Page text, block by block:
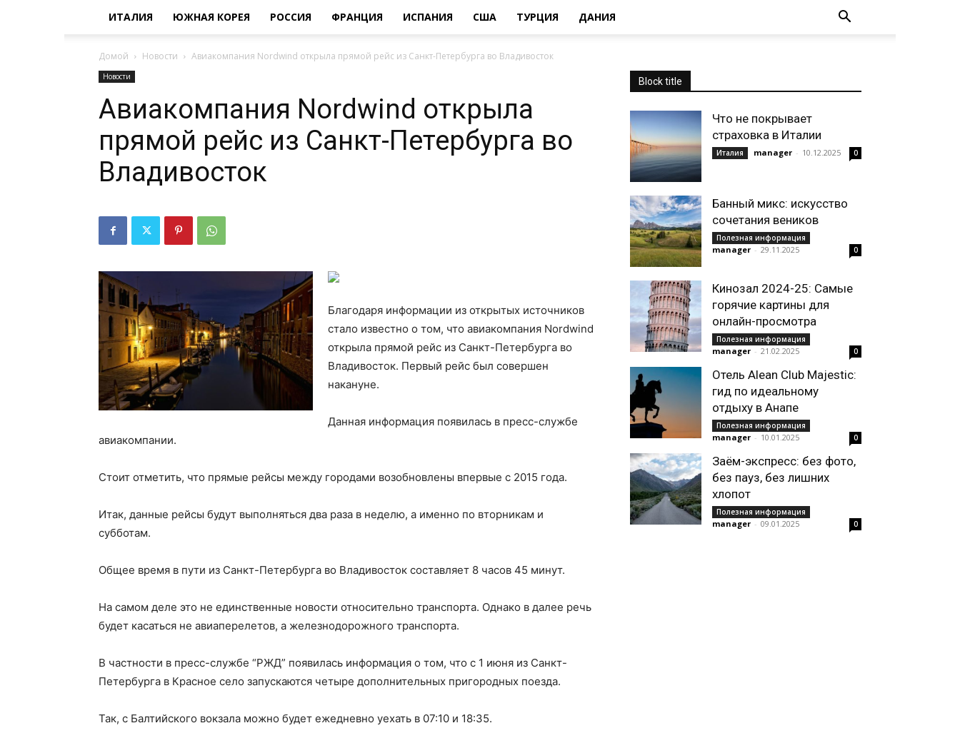
ИТАЛИЯ ЮЖНАЯ КОРЕЯ РОССИЯ ФРАНЦИЯ ИСПАНИЯ США ТУРЦИЯ ДАНИЯ
Домой Новости Авиакомпания Nordwind открыла прямой рейс из Санкт-Петербурга во Владивосток
Новости
Авиакомпания Nordwind открыла
прямой рейс из Санкт-Петербурга во
Владивосток
Благодаря информации из открытых источников
стало известно о том, что авиакомпания Nordwind
открыла прямой рейс из Санкт-Петербурга во
Владивосток. Первый рейс был совершен
накануне.
Данная информация появилась в пресс-службе
авиакомпании.
Стоит отметить, что прямые рейсы между городами возобновлены впервые с 2015 года.
Итак, данные рейсы будут выполняться два раза в неделю, а именно по вторникам и
субботам.
Общее время в пути из Санкт-Петербурга во Владивосток составляет 8 часов 45 минут.
На самом деле это не единственные новости относительно транспорта. Однако в далее речь
будет касаться не авиаперелетов, а железнодорожного транспорта.
В частности в пресс-службе “РЖД” появилась информация о том, что с 1 июня из Санкт-
Петербурга в Красное село запускаются четыре дополнительных пригородных поезда.
Так, с Балтийского вокзала можно будет ежедневно уехать в 07:10 и 18:35.
Block title
Что не покрывает
страховка в Италии
Италия manager - 10.12.2025 0
Банный микс: искусство
сочетания веников
Полезная информация
manager - 29.11.2025 0
Кинозал 2024-25: Самые
горячие картины для
онлайн-просмотра
Полезная информация
manager - 21.02.2025 0
Отель Alean Club Majestic:
гид по идеальному
отдыху в Анапе
Полезная информация
manager - 10.01.2025 0
Заём-экспресс: без фото,
без пауз, без лишних
хлопот
Полезная информация
manager - 09.01.2025 0